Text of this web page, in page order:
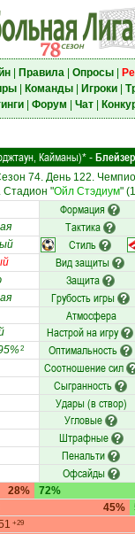
| Правила| Опросы|
| Команды| Игроки|
| Форум Чат|
Кайманы)* -
74. День 122.
Стадион "Ойл Стэдиум"
Формация
Тактика
Стиль
Вид защиты
Защита
Грубость игры
Атмосфера
Настрой на игру
2 Оптимальность
Соотношение сил
Сыгранность
Удары (в створ)
Угловые
Штрафные
Пенальти
Офсайды
28%
72%
45%
+29